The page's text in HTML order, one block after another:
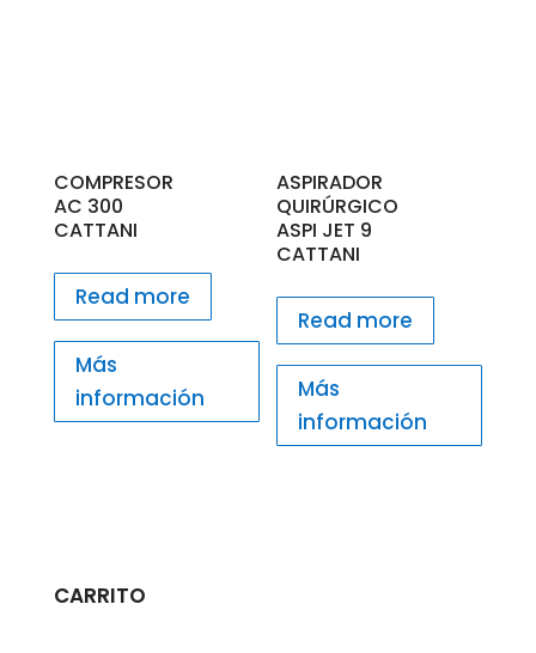
COMPRESOR
AC 300
CATTANI
Read more
Más
información
ASPIRADOR
QUIRÚRGICO
ASPI JET 9
CATTANI
Read more
Más
información
CARRITO